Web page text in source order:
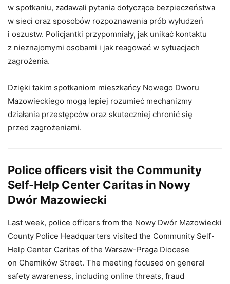
w spotkaniu, zadawali pytania dotyczące bezpieczeństwa
w sieci oraz sposobów rozpoznawania prób wyłudzeń
i oszustw. Policjantki przypomniały, jak unikać kontaktu
z nieznajomymi osobami i jak reagować w sytuacjach
zagrożenia.
Dzięki takim spotkaniom mieszkańcy Nowego Dworu
Mazowieckiego mogą lepiej rozumieć mechanizmy
działania przestępców oraz skuteczniej chronić się
przed zagrożeniami.
Police officers visit the Community
Self-Help Center Caritas in Nowy
Dwór Mazowiecki
Last week, police officers from the Nowy Dwór Mazowiecki
County Police Headquarters visited the Community Self-
Help Center Caritas of the Warsaw-Praga Diocese
on Chemików Street. The meeting focused on general
safety awareness, including online threats, fraud